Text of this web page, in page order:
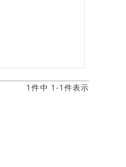
1件中 1 -1 件表示